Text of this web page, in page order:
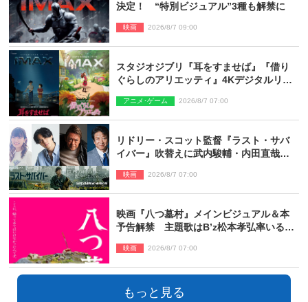
決定！ “特別ビジュアル”3種も解禁に
映画 2026/8/7 09:00
スタジオジブリ『耳をすませば』『借り
ぐらしのアリエッティ』4Kデジタルリマ
アニメ･ゲーム 2026/8/7 07:00
リドリー・スコット監督『ラスト・サバ
イバー』吹替えに武内駿輔・内田直哉・
結！
映画 2026/8/7 07:00
映画『八つ墓村』メインビジュアル＆本
予告解禁 主題歌はB’z松本孝弘率いる
映画 2026/8/7 07:00
もっと見る